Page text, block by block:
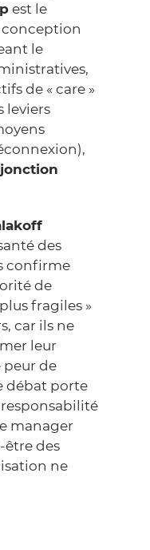
est le
conception
le
de « care »
leviers
des
confirme
de
fragiles »
car ils ne
leur
de
débat porte
manager
être des
ne